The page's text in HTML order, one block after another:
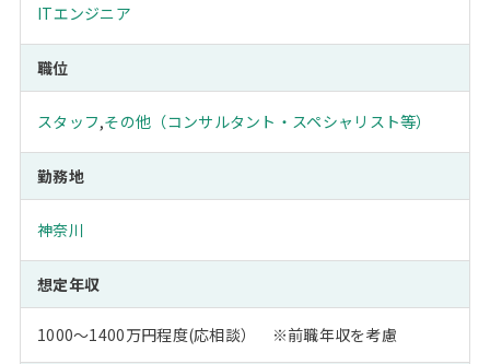
ITエンジニア
職位
スタッフ,その他（コンサルタント・スペシャリスト等）
勤務地
神奈川
想定年収
1000～1400万円程度(応相談） ※前職年収を考慮